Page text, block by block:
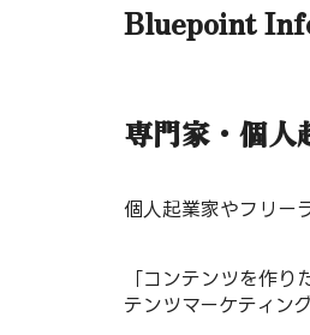
Bluepoint
専門家・個人
個人起業家やフリー
「コンテンツを作
テンツマーケティン